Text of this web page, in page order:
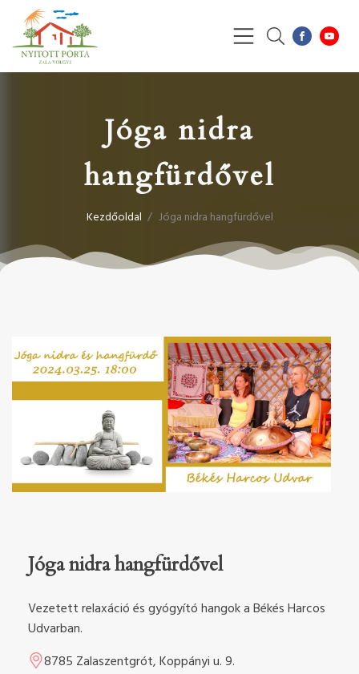
Jóga nidra
hangfürdővel
Kezdőoldal / Jóga nidra hangfürdővel
Jóga nidra hangfürdővel
Vezetett relaxáció és gyógyító hangok a Békés Harcos
Udvarban.
8785 Zalaszentgrót, Koppányi u. 9.